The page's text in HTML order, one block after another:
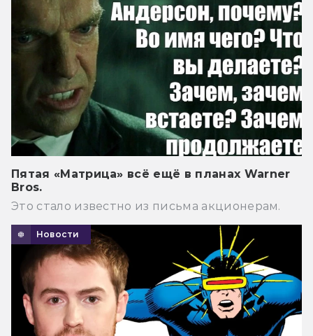
Пятая «Матрица» всё ещё в планах Warner
Bros.
Это стало известно из письма акционерам.
Новости